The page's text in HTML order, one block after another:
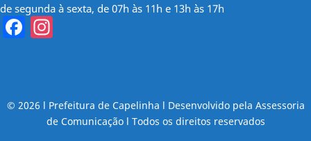
de segunda à sexta, de 07h às 11h e 13h às 17h
Facebook
© 2026 l Prefeitura de Capelinha l Desenvolvido pela Assessoria
de Comunicação l Todos os direitos reservados